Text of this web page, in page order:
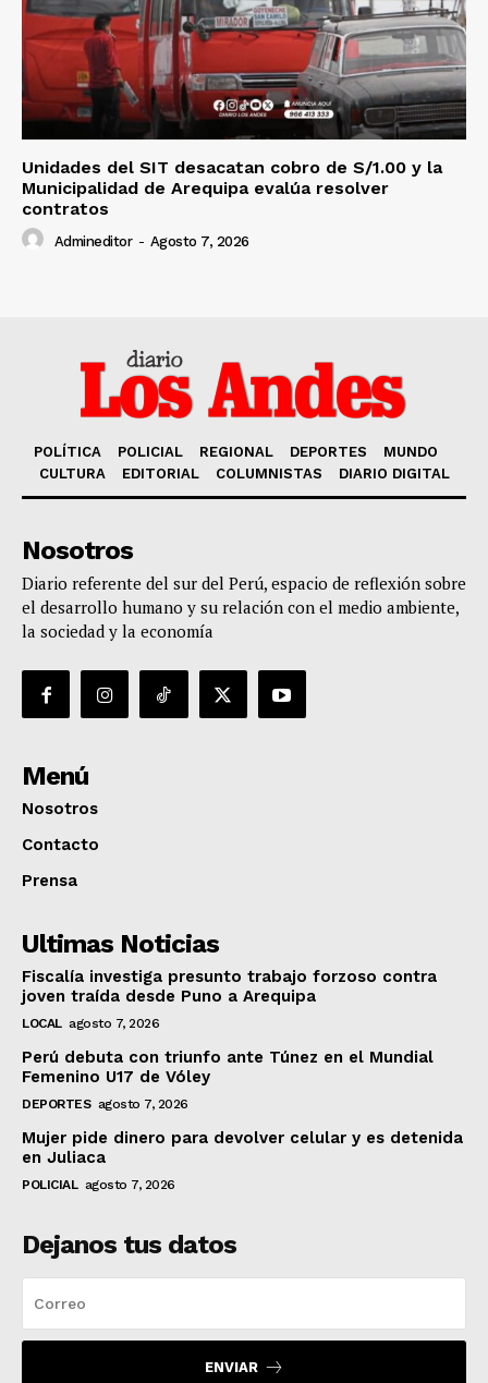
Unidades del SIT desacatan cobro de S/1.00 y la
Municipalidad de Arequipa evalúa resolver
contratos
Admineditor - Agosto 7, 2026
POLÍTICA POLICIAL REGIONAL DEPORTES
MUNDO
CULTURA
EDITORIAL COLUMNISTAS DIARIO DIGITAL
Nosotros
Diario referente del sur del Perú, espacio de reflexión sobre
el desarrollo humano y su relación con el medio ambiente,
la sociedad y la economía
Menú
Nosotros
Contacto
Prensa
Ultimas Noticias
Fiscalía investiga presunto trabajo forzoso contra
joven traída desde Puno a Arequipa
LOCAL agosto 7, 2026
Perú debuta con triunfo ante Túnez en el Mundial
Femenino U17 de Vóley
DEPORTES agosto 7, 2026
Mujer pide dinero para devolver celular y es detenida
en Juliaca
POLICIAL agosto 7, 2026
Dejanos tus datos
ENVIAR